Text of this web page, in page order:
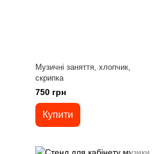
Музичні заняття, хлопчик,
скрипка
750 грн
Купити